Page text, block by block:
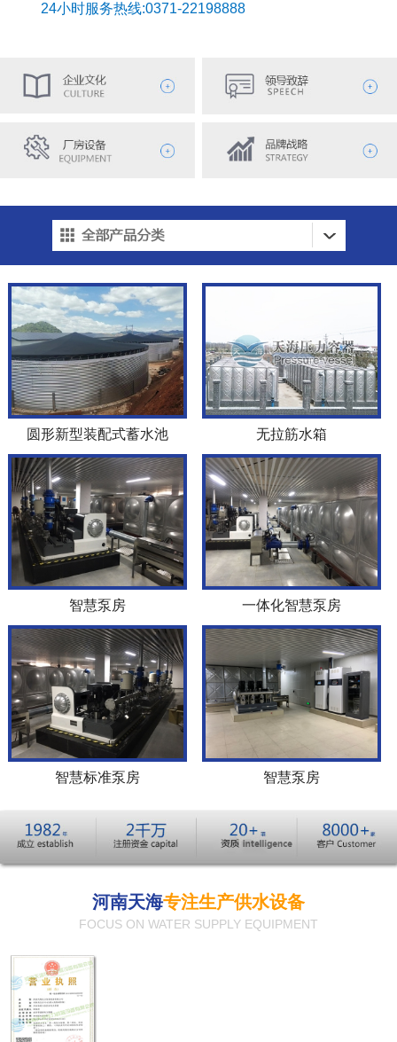
24小时服务热线:0371-22198888
圆形新型装配式蓄水池 无拉筋水箱
智慧泵房 一体化智慧泵房
智慧标准泵房 智慧泵房
河南天海专注生产供水设备
FOCUS ON WATER SUPPLY EQUIPMENT